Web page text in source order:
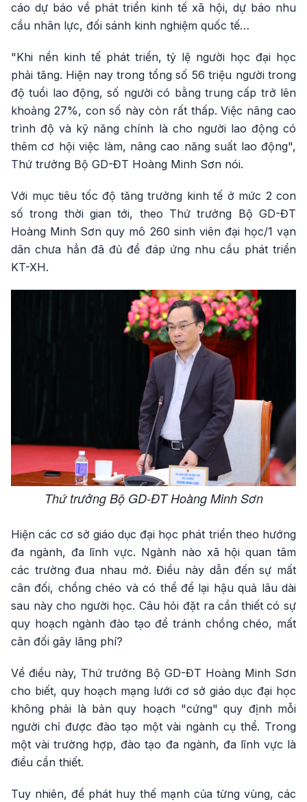
cáo dự báo về phát triển kinh tế xã hội, dự báo nhu
cầu nhân lực, đối sánh kinh nghiệm quốc tế…
"Khi nền kinh tế phát triển, tỷ lệ người học đại học
phải tăng. Hiện nay trong tổng số 56 triệu người trong
độ tuổi lao động, số người có bằng trung cấp trở lên
khoảng 27%, con số này còn rất thấp. Việc nâng cao
trình độ và kỹ năng chính là cho người lao động có
thêm cơ hội việc làm, nâng cao năng suất lao động",
Thứ trưởng Bộ GD-ĐT Hoàng Minh Sơn nói.
Với mục tiêu tốc độ tăng trưởng kinh tế ở mức 2 con
số trong thời gian tới, theo Thứ trưởng Bộ GD-ĐT
Hoàng Minh Sơn quy mô 260 sinh viên đại học/1 vạn
dân chưa hẳn đã đủ để đáp ứng nhu cầu phát triển
KT-XH.
Thứ trưởng Bộ GD-ĐT Hoàng Minh Sơn
Hiện các cơ sở giáo dục đại học phát triển theo hướng
đa ngành, đa lĩnh vực. Ngành nào xã hội quan tâm
các trường đua nhau mở. Điều này dẫn đến sự mất
cân đối, chồng chéo và có thể để lại hậu quả lâu dài
sau này cho người học. Câu hỏi đặt ra cần thiết có sự
quy hoạch ngành đào tạo để tránh chồng chéo, mất
cân đối gây lãng phí?
Về điều này, Thứ trưởng Bộ GD-ĐT Hoàng Minh Sơn
cho biết, quy hoạch mạng lưới cơ sở giáo dục đại học
không phải là bản quy hoạch "cứng" quy định mỗi
người chỉ được đào tạo một vài ngành cụ thể. Trong
một vài trường hợp, đào tạo đa ngành, đa lĩnh vực là
điều cần thiết.
Tuy nhiên, để phát huy thế mạnh của từng vùng, các